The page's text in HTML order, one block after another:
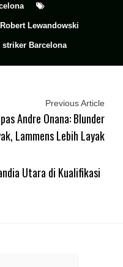
Robert Lewandowski
striker Barcelona
Previous Article
Andre Onana: Blunder
Lammens Lebih Layak
Utara di Kualifikasi